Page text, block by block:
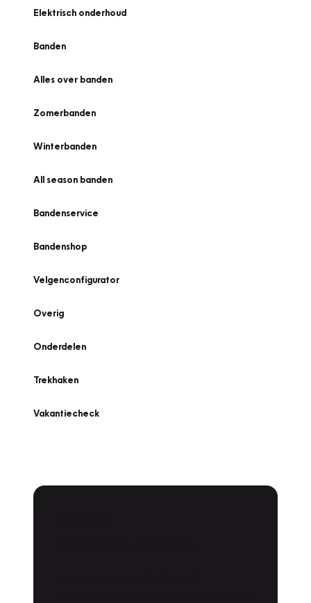
Elektrisch onderhoud
Banden
Alles over banden
Zomerbanden
Winterbanden
All season banden
Bandenservice
Bandenshop
Velgenconfigurator
Overig
Onderdelen
Trekhaken
Vakantiecheck